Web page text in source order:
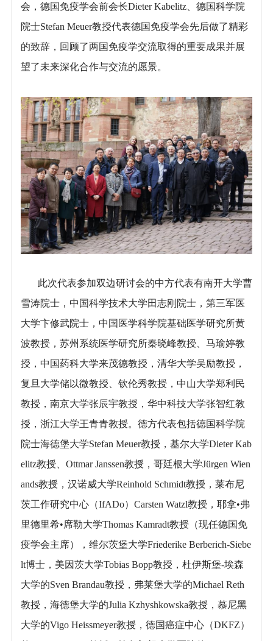
会，德国免疫学会前会长Dieter Kabelitz、德国科学院
院士Stefan Meuer教授代表德国免疫学会先后做了精彩
的致辞，回顾了两国免疫学交流取得的重要成果并展
望了未来深化合作与交流的愿景。
此次代表参加双边研讨会的中方代表有南开大学曹
雪涛院士，中国科学技术大学田志刚院士，第三军医
大学卞修武院士，中国医学科学院基础医学研究所黄
波教授，苏州系统医学研究所秦晓峰教授、马瑜婷教
授，中国药科大学来茂德教授，清华大学吴励教授，
复旦大学储以微教授、钦伦秀教授，中山大学郑利民
教授，南京大学张辰宇教授，华中科技大学张智红教
授，浙江大学王青青教授。德方代表包括德国科学院
院士海德堡大学Stefan Meuer教授，基尔大学Dieter Kab
elitz教授、Ottmar Janssen教授，哥廷根大学Jürgen Wien
ands教授，汉诺威大学Reinhold Schmidt教授，莱布尼
茨工作研究中心（IfADo）Carsten Watzl教授，耶拿•弗
里德里希•席勒大学Thomas Kamradt教授（现任德国免
疫学会主席），维尔茨堡大学Friederike Berberich-Siebe
lt博士，美因茨大学Tobias Bopp教授，杜伊斯堡-埃森
大学的Sven Brandau教授，弗莱堡大学的Michael Reth
教授，海德堡大学的Julia Kzhyshkowska教授，慕尼黑
大学的Vigo Heissmeyer教授，德国癌症中心（DKFZ）